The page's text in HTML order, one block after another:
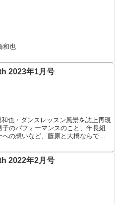
和也
2023年1月号
也・ダンスレッスン風景を誌上再現
のパフォーマンスのこと、年長組
の想いなど、藤原と大橋ならでは
2022年2月号